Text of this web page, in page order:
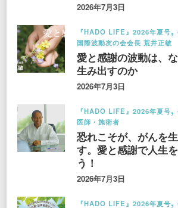
2026年7月3日
『HADO LIFE』2026年夏号
国際波動友の会会長 荒井正敏
愛と感謝の波動は、
生み出すのか
2026年7月3日
『HADO LIFE』2026年夏号
医師・施術者
恐れこそが、がんを
す。愛と感謝で人生
う！
2026年7月3日
『HADO LIFE』2026年夏号